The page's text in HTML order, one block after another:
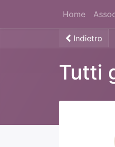
Home
Indietro
Tutti